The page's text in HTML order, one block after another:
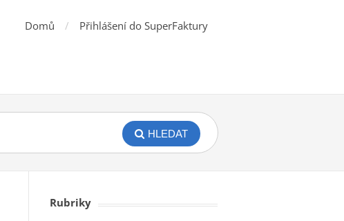
Domů Přihlášení do SuperFaktury
HLEDAT
Rubriky